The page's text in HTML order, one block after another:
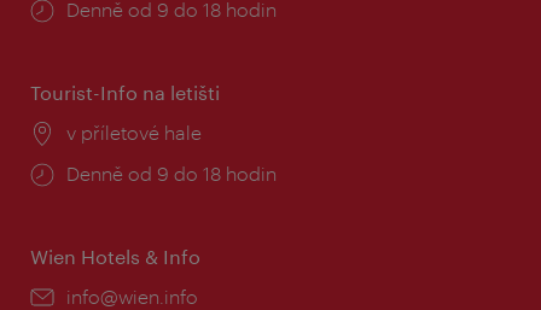
Provozní
Denně od 9 do 18 hodin
Tourist-Info na letišti
Místo:
v příletové hale
Provozní
Denně od 9 do 18 hodin
Wien Hotels & Info
E-
info@wien.info